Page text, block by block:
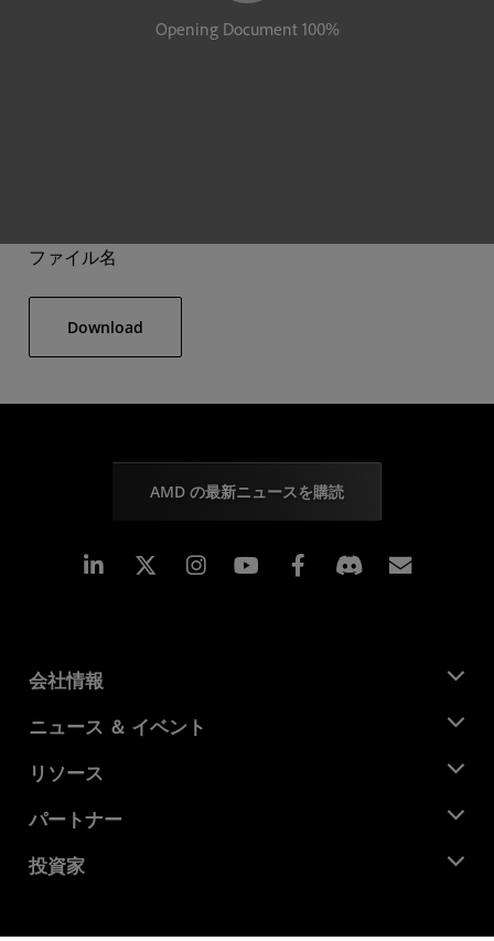
ファイル名
Download
AMD の最新ニュースを購読
Linkedin Instagram Facebook
会社情報
AMD について
企業責任
キャリア
お問い合わせ
ニュース ＆ イベント
ニュースルーム
メディア ライブラリ
リソース
デベロッパー セントラル
ケース スタディ
パートナー
AMD パートナー ハブ
投資家
財務情報